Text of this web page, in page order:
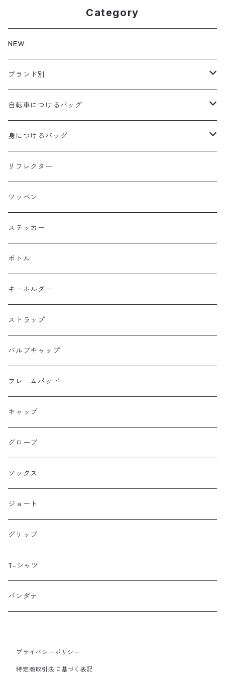
Category
NEW
ブランド別
aldr works
B3
Baby Legs Bags
Bike Friday
BOGEWORKS
Burrito House Original
CAMELCHOPS
Dripper cycle
Ellum Bag Works
Farewell
Farther Bag Co
HANDUP
HMPL
Loophole Bags
Lords Luggage
LUGS NOT DRUGS
MECHANIX WEAR
Nerpa Gear
自転車につけるバッグ
WALD 用バッグ
ハンドルバーバッグ
トップチューブバッグ
フォークバッグ
ステムバッグ
フレームバッグ
ドリンクバッグ
リアトップチューブバッグ
サドルバッグ
身につけるバッグ
ヒップバッグ
トートバッグ
サコッシュ
ポーチ・財布
バックパック
リフレクター
ワッペン
ステッカー
ボトル
キーホルダー
ストラップ
バルブキャップ
フレームパッド
キャップ
グローブ
ソックス
ジョート
グリップ
T-シャツ
バンダナ
プライバシーポリシー
特定商取引法に基づく表記